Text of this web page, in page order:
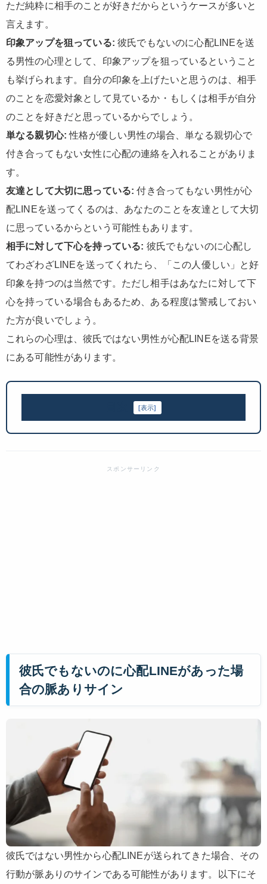
ただ純粋に相手のことが好きだからというケースが多いと
言えます。
印象アップを狙っている: 彼氏でもないのに心配LINEを送
る男性の心理として、印象アップを狙っているということ
も挙げられます。自分の印象を上げたいと思うのは、相手
のことを恋愛対象として見ているか・もしくは相手が自分
のことを好きだと思っているからでしょう。
単なる親切心: 性格が優しい男性の場合、単なる親切心で
付き合ってもない女性に心配の連絡を入れることがありま
す。
友達として大切に思っている: 付き合ってもない男性が心
配LINEを送ってくるのは、あなたのことを友達として大切
に思っているからという可能性もあります。
相手に対して下心を持っている: 彼氏でもないのに心配し
てわざわざLINEを送ってくれたら、「この人優しい」と好
印象を持つのは当然です。ただし相手はあなたに対して下
心を持っている場合もあるため、ある程度は警戒しておい
た方が良いでしょう。
これらの心理は、彼氏ではない男性が心配LINEを送る背景
にある可能性があります。
[表示]
彼氏でもないのに心配LINEがあった場
合の脈ありサイン
彼氏ではない男性から心配LINEが送られてきた場合、その
行動が脈ありのサインである可能性があります。以下にそ